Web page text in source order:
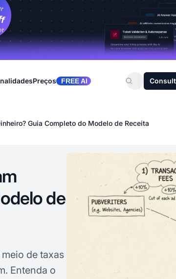
Preços FREE AI
Guia Completo do Modelo de Receita
de
de taxas
Entenda o